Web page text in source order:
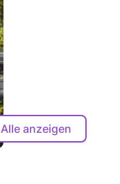
Alle anzeigen